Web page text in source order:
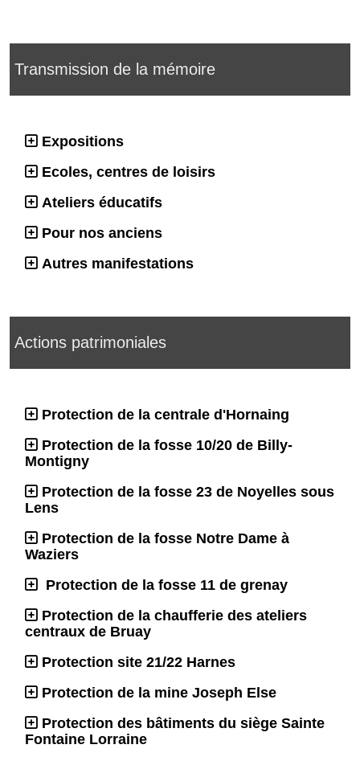
Transmission de la mémoire
Expositions
Ecoles, centres de loisirs
Ateliers éducatifs
Pour nos anciens
Autres manifestations
Actions patrimoniales
Protection de la centrale d'Hornaing
Protection de la fosse 10/20 de Billy-
Montigny
Protection de la fosse 23 de Noyelles sous
Lens
Protection de la fosse Notre Dame à
Waziers
Protection de la fosse 11 de grenay
Protection de la chaufferie des ateliers
centraux de Bruay
Protection site 21/22 Harnes
Protection de la mine Joseph Else
Protection des bâtiments du siège Sainte
Fontaine Lorraine